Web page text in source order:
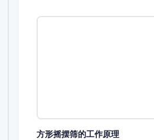
方形摇摆筛的工作原理